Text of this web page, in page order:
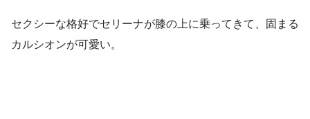
セクシーな格好でセリーナが膝の上に乗ってきて、固まる
カルシオンが可愛い。